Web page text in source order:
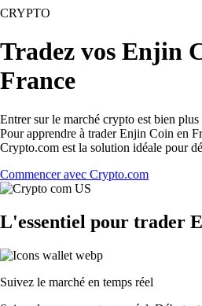
CRYPTO
Tradez vos Enjin
France
Entrer sur le marché crypto est bien
Pour apprendre à trader Enjin Coin en
Crypto.com est la solution idéale pour
Commencer avec Crypto.com
L'essentiel pour trader
Suivez le marché en temps réel